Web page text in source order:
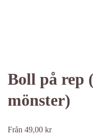
Boll på rep
mönster)
Från 49,00 kr